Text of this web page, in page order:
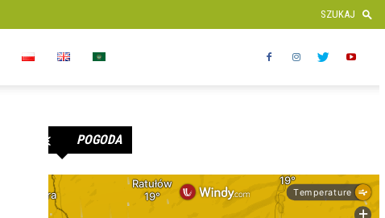
POGODA